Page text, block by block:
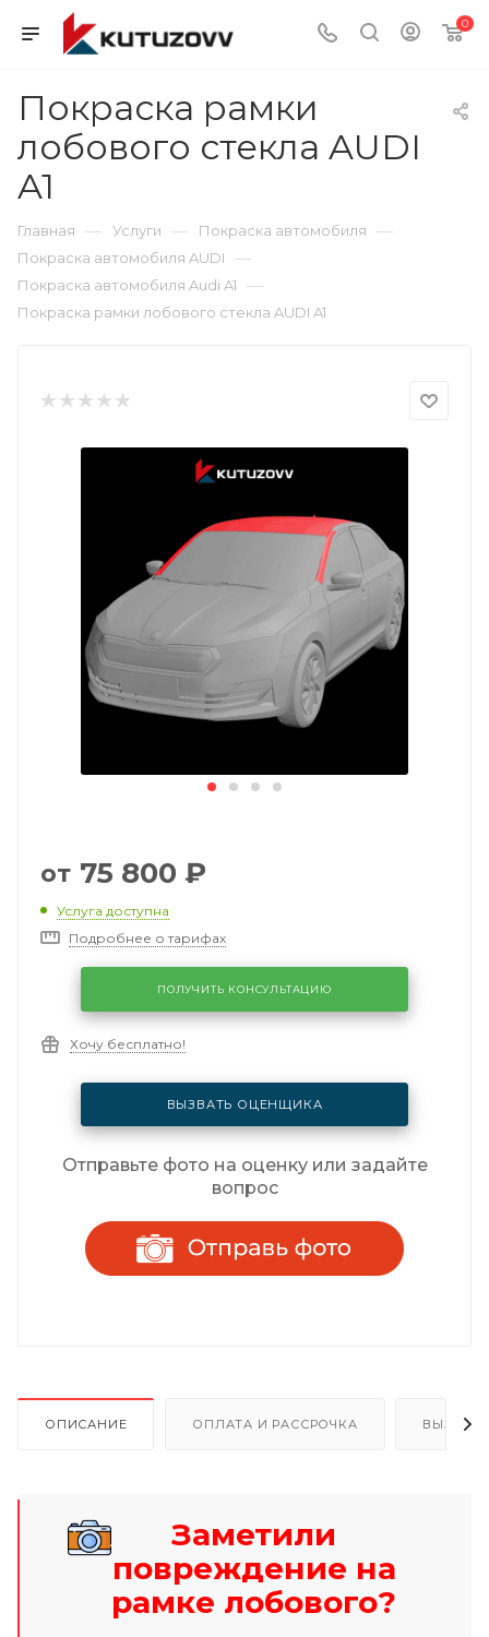
0
Покраска рамки
лобового стекла AUDI
A1
Главная — Услуги — Покраска автомобиля —
Покраска автомобиля AUDI —
Покраска автомобиля Audi A1 —
Покраска рамки лобового стекла AUDI A1
от 75 800 ₽
Услуга доступна
Подробнее о тарифах
ПОЛУЧИТЬ КОНСУЛЬТАЦИЮ
Хочу бесплатно!
ВЫЗВАТЬ ОЦЕНЩИКА
Отправьте фото на оценку или задайте
вопрос
ОПИСАНИЕ ОПЛАТА И РАССРОЧКА ВЫЗОВ
Заметили
повреждение на
рамке лобового?